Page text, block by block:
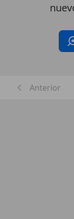
Anterior